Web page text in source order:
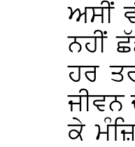
ਅਸੀਂ
ਨਹੀਂ
ਹਰ
ਜੀਵਨ
ਕੇ